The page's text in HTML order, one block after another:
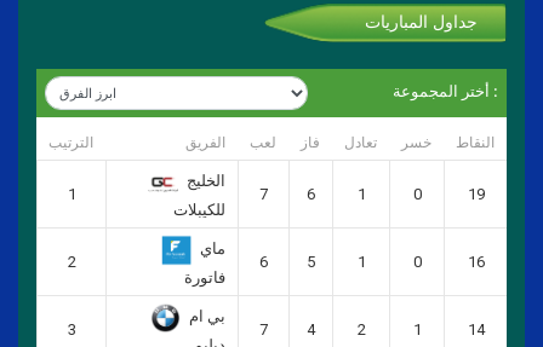
جداول المباريات
أختر المجموعة :
الترتيب الفريق لعب فاز تعادل خسر النقاط
1
الخليج
للكيبلات
7 6 1 0 19
2
ماي
فاتورة
6 5 1 0 16
3
بي ام
7 4 2 1 14